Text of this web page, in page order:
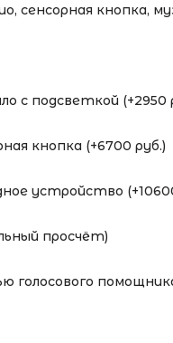
сенсорная кнопка,
с подсветкой (+2950
кнопка (+6700 руб.)
устройство
просчёт)
голосового